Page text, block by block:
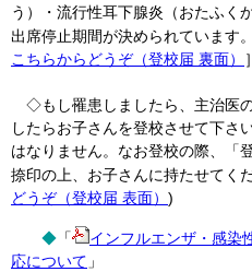
う）・流行性耳下腺炎（おたふく
出席停止期間が決められています
こちらからどうぞ（登校届 裏面）
］
◇もし罹患しましたら、主治医
したらお子さんを登校させて下さ
はなりません。なお登校の際、「
捺印の上、お子さんに持たせてく
どうぞ（登校届 表面） )
◆ 「
インフルエンザ・感染
応について 」